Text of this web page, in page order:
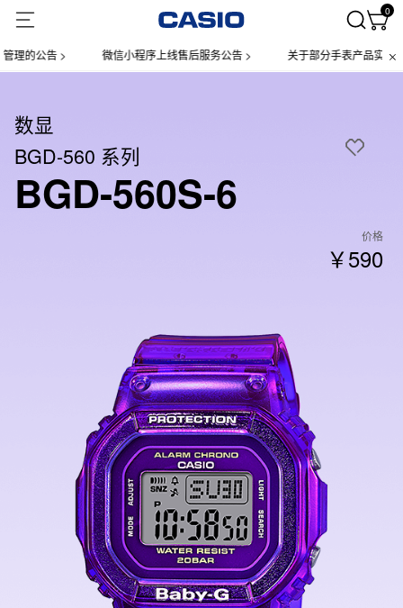
0
的公告 > 微信小程序上线售后服务公告 > 关于部分手表产品实施【
数显
BGD-560 系列
BGD-560S-6
价格
￥590